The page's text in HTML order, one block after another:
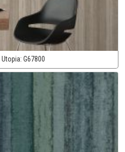
Utopia: G67800